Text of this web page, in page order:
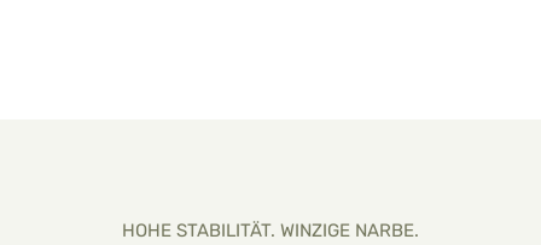
HOHE STABILITÄT. WINZIGE NARBE.